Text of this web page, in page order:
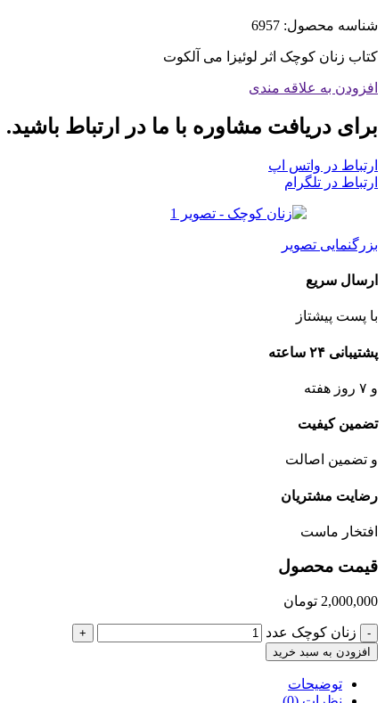
شناسه محصول: 6957
کتاب زنان کوچک اثر لوئیزا می آلکوت
افزودن به علاقه مندی
برای دریافت مشاوره با ما در ارتباط باشید.
ارتباط در واتس اپ
ارتباط در تلگرام
بزرگنمایی تصویر
ارسال سریع
با پست پیشتاز
پشتیبانی ۲۴ ساعته
و ۷ روز هفته
تضمین کیفیت
و تضمین اصالت
رضایت مشتریان
افتخار ماست
قیمت محصول
2,000,000 تومان
- زنان کوچک عدد
+
افزودن به سبد خرید
توضیحات